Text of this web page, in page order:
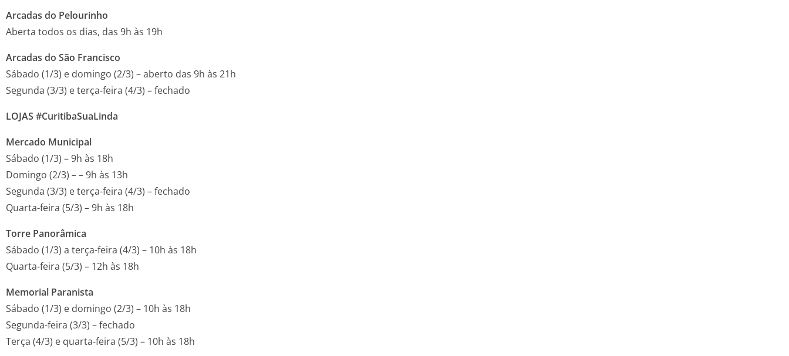
Arcadas do Pelourinho
Aberta todos os dias, das 9h às 19h
Arcadas do São Francisco
Sábado (1/3) e domingo (2/3) – aberto das 9h às 21h
Segunda (3/3) e terça-feira (4/3) – fechado
LOJAS #CuritibaSuaLinda
Mercado Municipal
Sábado (1/3) – 9h às 18h
Domingo (2/3) – – 9h às 13h
Segunda (3/3) e terça-feira (4/3) – fechado
Quarta-feira (5/3) – 9h às 18h
Torre Panorâmica
Sábado (1/3) a terça-feira (4/3) – 10h às 18h
Quarta-feira (5/3) – 12h às 18h
Memorial Paranista
Sábado (1/3) e domingo (2/3) – 10h às 18h
Segunda-feira (3/3) – fechado
Terça (4/3) e quarta-feira (5/3) – 10h às 18h